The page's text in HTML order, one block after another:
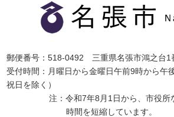
郵便番号：518-0492 三重県名張市鴻之台1
受付時間：月曜日から金曜日午前9時から午
祝日を除く）
注：令和7年8月1日から、市役所
時間を短縮しています。